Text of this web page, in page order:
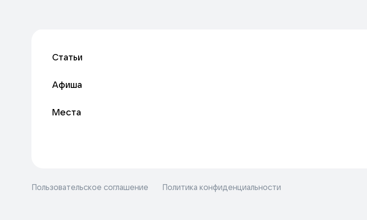
Статьи
Афиша
Места
Пользовательское соглашение Политика конфиденциальности